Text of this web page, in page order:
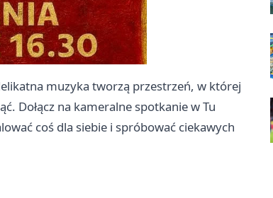
muzyka tworzą przestrzeń, w której
Dołącz na kameralne spotkanie w Tu
coś dla siebie i spróbować ciekawych